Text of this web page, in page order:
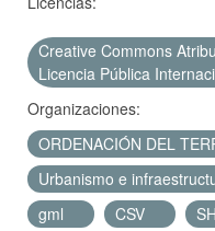
Creative Commons
Licencia Pública
Organizaciones:
ORDENACIÓN DEL
Urbanismo e
gml
CSV